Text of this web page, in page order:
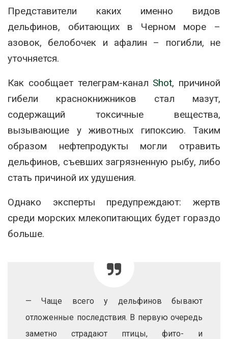
Представители каких именно видов
дельфинов, обитающих в Черном море –
азовок, белобочек и афалин – погибли, не
уточняется.
Как сообщает телеграм-канал Shot, причиной
гибели краснокнижников стал мазут,
содержащий токсичные вещества,
вызывающие у животных гипоксию. Таким
образом нефтепродукты могли отравить
дельфинов, съевших загрязненную рыбу, либо
стать причиной их удушения.
Однако эксперты предупреждают: жертв
среди морских млекопитающих будет гораздо
больше.
— Чаще всего у дельфинов бывают
отложенные последствия. В первую очередь
заметно страдают птицы, фито- и